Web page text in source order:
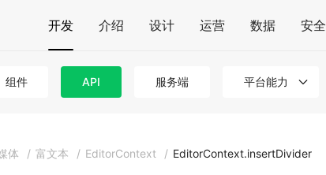
开发 介绍 设计 运营 数据 安全
组件 API 服务端 平台能力
体 / 富文本 / EditorContext / EditorContext.insertDivider